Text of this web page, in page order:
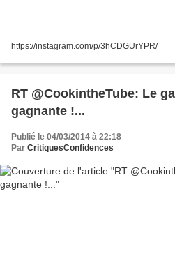
https://instagram.com/p/3hCDGUrYPR/
RT @CookintheTube: Le
gagnante !...
Publié le 04/03/2014 à 22:18
Par CritiquesConfidences